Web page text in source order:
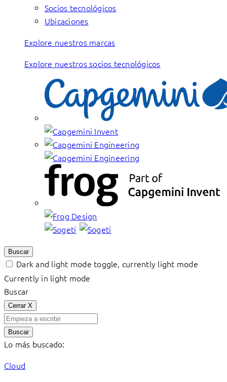
Socios tecnológicos
Ubicaciones
Explore nuestros marcas
Explore nuestros socios tecnológicos
Buscar
Dark and light mode toggle, currently light mode
Currently in light mode
Buscar
Cerrar X
Buscar
Lo más buscado:
Cloud